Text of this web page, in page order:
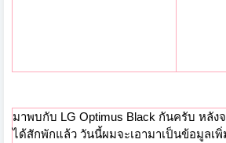
มาพบกับ LG Optimus Black กันครับ หลัง
ได้สักพักแล้ว วันนี้ผมจะเอามาเป็นข้อมูลเ